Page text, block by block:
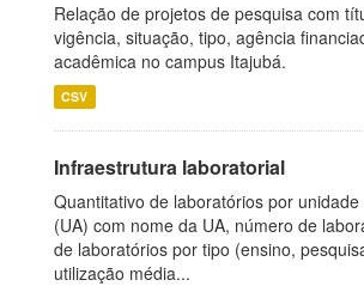
Relação de projetos de pesquisa com
vigência, situação, tipo, agência
acadêmica no campus Itajubá.
CSV
Infraestrutura laboratorial
Quantitativo de laboratórios por
(UA) com nome da UA, número de
de laboratórios por tipo (ensino,
utilização média...